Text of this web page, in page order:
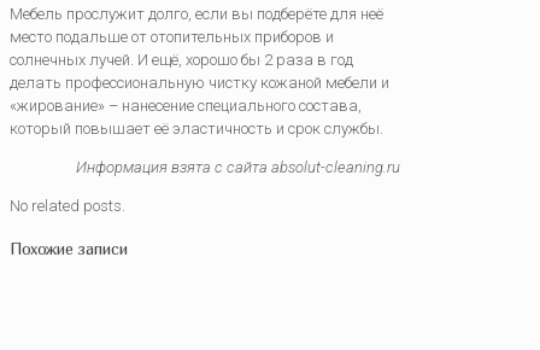
Мебель прослужит долго, если вы подберёте для неё
место подальше от отопительных приборов и
солнечных лучей. И ещё, хорошо бы 2 раза в год
делать профессиональную чистку кожаной мебели и
«жирование» – нанесение специального состава,
который повышает её эластичность и срок службы.
Информация взята с сайта absolut-cleaning.ru
No related posts.
Похожие записи